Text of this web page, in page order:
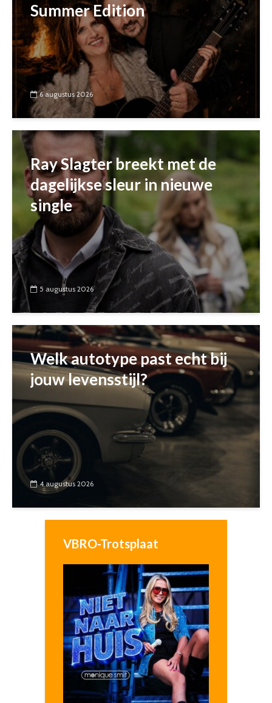
Summer Edition
6 augustus 2026
Ray Slagter breekt met de
dagelijkse sleur in nieuwe
single
5 augustus 2026
Welk autotype past echt bij
jouw levensstijl?
4 augustus 2026
VBRO-Trotsplaat